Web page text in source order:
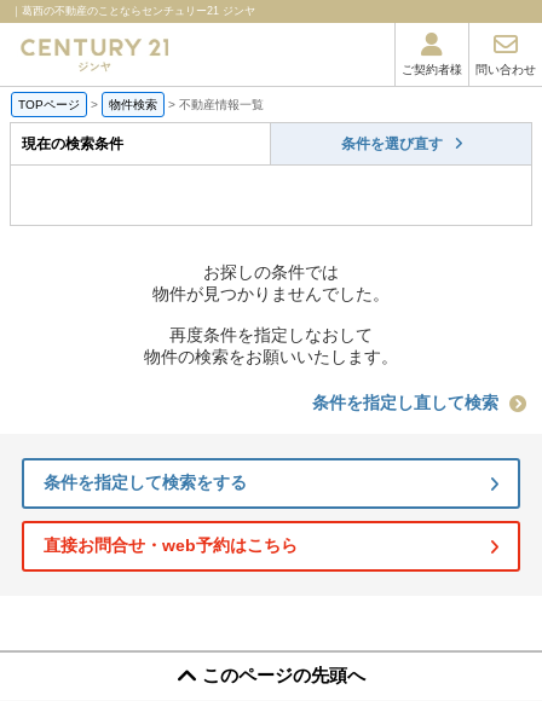
｜葛西の不動産のことならセンチュリー21 ジンヤ
ご契約者様 問い合わせ
TOPページ > 物件検索 > 不動産情報一覧
現在の検索条件 条件を選び直す
お探しの条件では
物件が見つかりませんでした。
再度条件を指定しなおして
物件の検索をお願いいたします。
条件を指定し直して検索
条件を指定して検索をする
直接お問合せ・web予約はこちら
このページの先頭へ